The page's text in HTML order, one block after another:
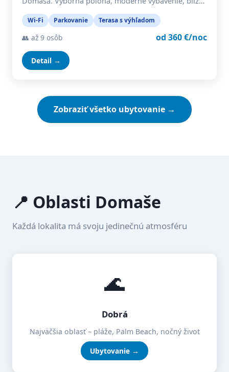
Wi-Fi Parkovanie Terasa s výhľadom
👥 až 9 osôb od 360 €/noc
Detail →
Zobraziť všetko ubytovanie →
📍 Oblasti Domaše
Každá lokalita má svoju jedinečnú atmosféru
🌊
Dobrá
Najväčšia oblasť – pláže, Palm Beach, nočný život
Ubytovanie →